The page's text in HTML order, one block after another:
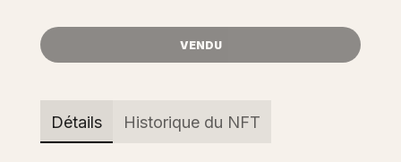
VENDU
Détails Historique du NFT